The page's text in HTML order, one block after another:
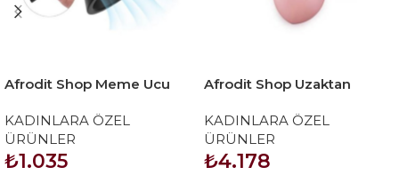
Afrodit Shop Meme Ucu
Özellikli Göğüs Uyarıcı
KADINLARA ÖZEL
ÜRÜNLER
₺1.035
Afrodit Shop Uzaktan
Masaj Stimülatörü
KADINLARA ÖZEL
ÜRÜNLER
₺4.178